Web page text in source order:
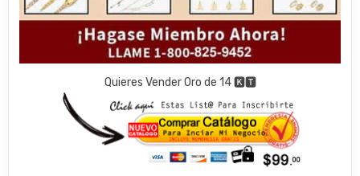
Quieres Vender Oro de 14 🅺🆃